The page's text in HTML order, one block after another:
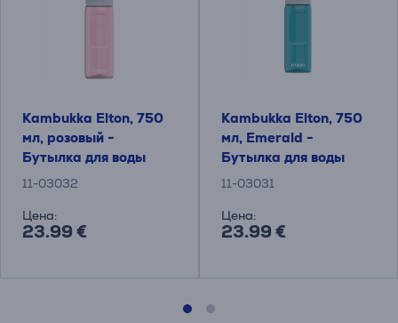
Kambukka Elton, 750
мл, розовый -
Бутылка для воды
11-03032
Цена:
23.99 €
Kambukka Elton, 750
мл, Emerald -
Бутылка для воды
11-03031
Цена:
23.99 €